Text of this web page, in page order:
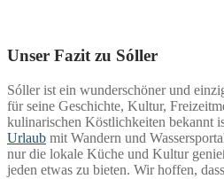
Unser Fazit zu Sóller
Sóller ist ein wunderschöner und
für seine Geschichte, Kultur,
kulinarischen Köstlichkeiten bekannt
Urlaub mit Wandern und
nur die lokale Küche und Kultur
jeden etwas zu bieten. Wir hoffen,